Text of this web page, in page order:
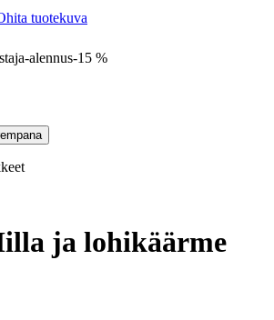
tuotekuva
alennus-15 %
ja lohikäärme